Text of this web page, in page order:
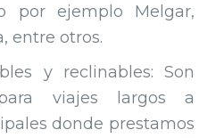
por ejemplo Melgar,
entre otros.
y reclinables: Son
viajes largos a
donde prestamos